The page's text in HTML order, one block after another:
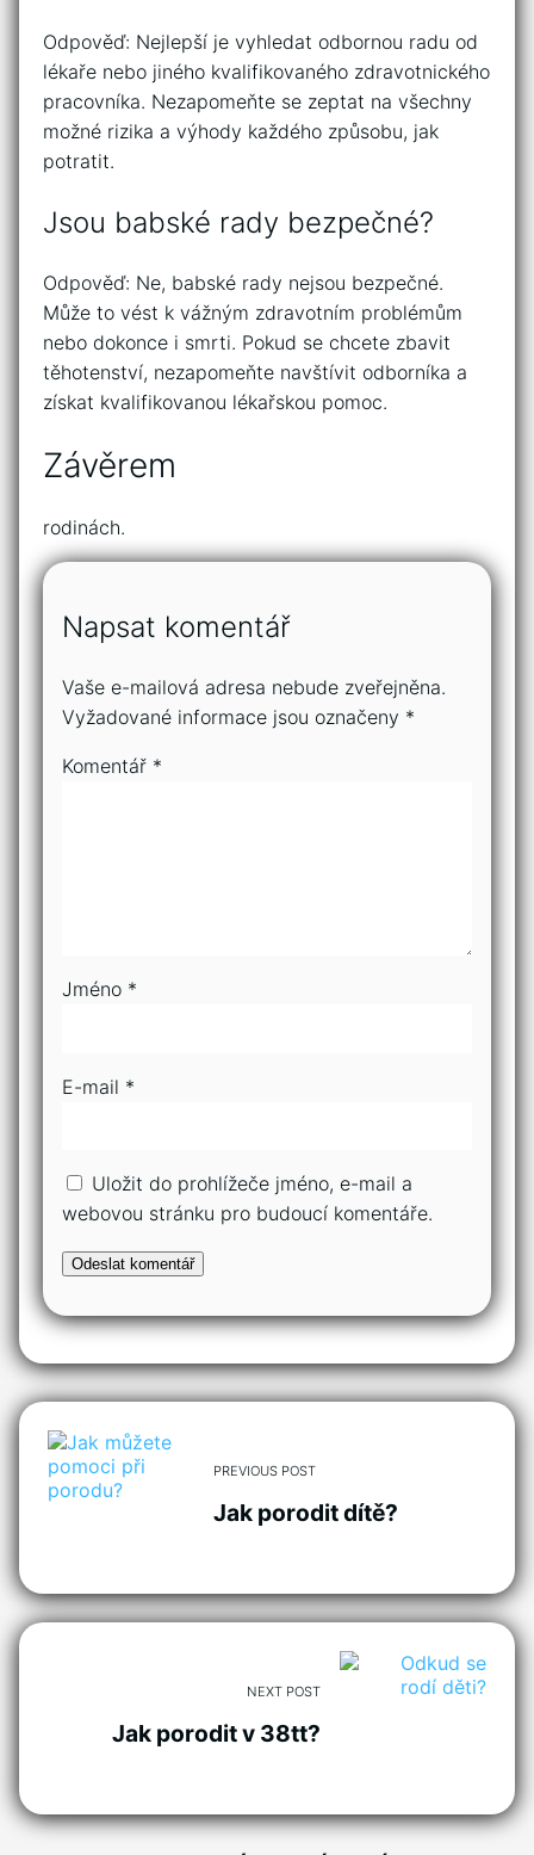
Odpověď: Nejlepší je vyhledat odbornou radu od
lékaře nebo jiného kvalifikovaného zdravotnického
pracovníka. Nezapomeňte se zeptat na všechny
možné rizika a výhody každého způsobu, jak
potratit.
Jsou babské rady bezpečné?
Odpověď: Ne, babské rady nejsou bezpečné.
Může to vést k vážným zdravotním problémům
nebo dokonce i smrti. Pokud se chcete zbavit
těhotenství, nezapomeňte navštívit odborníka a
získat kvalifikovanou lékařskou pomoc.
Závěrem
rodinách.
Napsat komentář
Vaše e-mailová adresa nebude zveřejněna.
Vyžadované informace jsou označeny *
Komentář *
Jméno *
E-mail *
Uložit do prohlížeče jméno, e-mail a
webovou stránku pro budoucí komentáře.
PREVIOUS POST
Jak porodit dítě?
NEXT POST
Jak porodit v 38tt?